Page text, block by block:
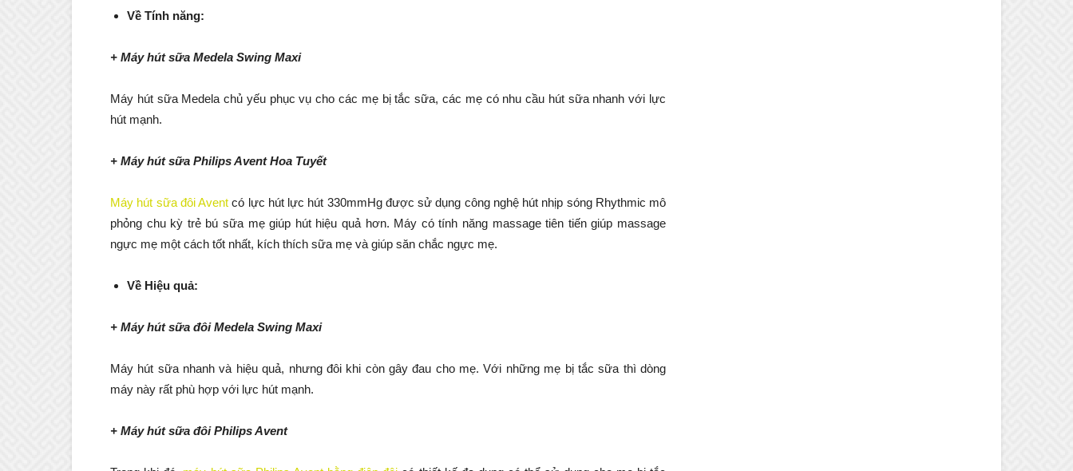
Về Tính năng:
+ Máy hút sữa Medela Swing Maxi
Máy hút sữa Medela chủ yếu phục vụ cho các mẹ bị tắc sữa, các mẹ có nhu cầu hút sữa nhanh với lực
hút mạnh.
+ Máy hút sữa Philips Avent Hoa Tuyết
Máy hút sữa đôi Avent có lực hút lực hút 330mmHg được sử dụng công nghệ hút nhịp sóng Rhythmic mô
phỏng chu kỳ trẻ bú sữa mẹ giúp hút hiệu quả hơn. Máy có tính năng massage tiên tiến giúp massage
ngực mẹ một cách tốt nhất, kích thích sữa mẹ và giúp săn chắc ngực mẹ.
Về Hiệu quả:
+ Máy hút sữa đôi Medela Swing Maxi
Máy hút sữa nhanh và hiệu quả, nhưng đôi khi còn gây đau cho mẹ. Với những mẹ bị tắc sữa thì dòng
máy này rất phù hợp với lực hút mạnh.
+ Máy hút sữa đôi Philips Avent